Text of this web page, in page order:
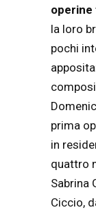
operine
la loro
pochi
prima
in
quattro
Sabrina
Ciccio,